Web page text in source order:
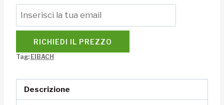
RICHIEDI IL PREZZO
Tag: EIBACH
Descrizione